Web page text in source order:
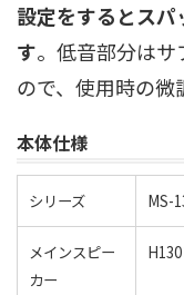
設定をするとスパ
す。低音部分はサ
ので、使用時の微
本体仕様
シリーズ MS-
メインスピー
カー